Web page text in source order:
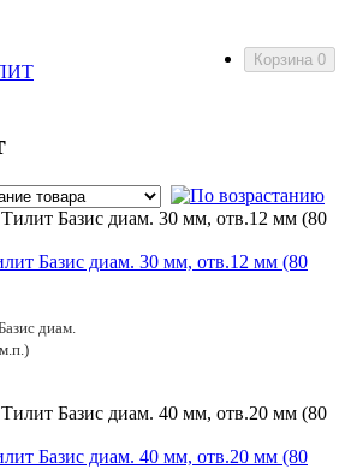
Корзина 0
Базис диам. 30 мм, отв.12 мм (80
диам.
Базис диам. 40 мм, отв.20 мм (80